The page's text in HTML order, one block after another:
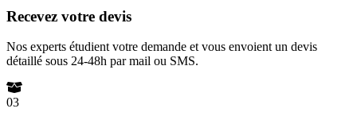
Recevez votre devis
Nos experts étudient votre demande et vous envoient un devis
détaillé sous 24-48h par mail ou SMS.
03